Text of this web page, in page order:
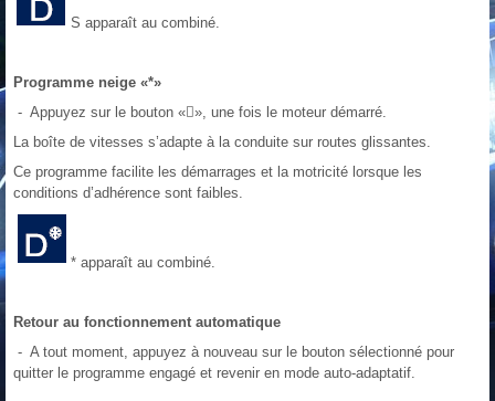
S apparaît au combiné.
Programme neige «*»
- Appuyez sur le bouton «􀀷», une fois le moteur démarré.
La boîte de vitesses s’adapte à la conduite sur routes glissantes.
Ce programme facilite les démarrages et la motricité lorsque les
conditions d’adhérence sont faibles.
* apparaît au combiné.
Retour au fonctionnement automatique
- A tout moment, appuyez à nouveau sur le bouton sélectionné pour
quitter le programme engagé et revenir en mode auto-adaptatif.